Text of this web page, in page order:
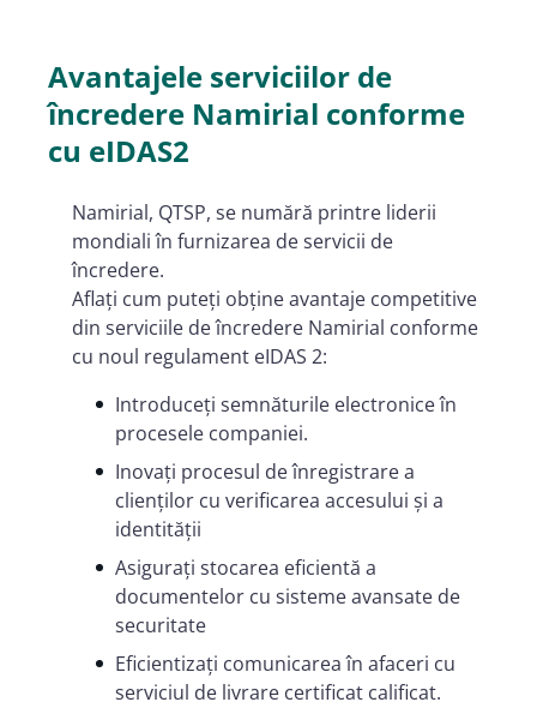
Avantajele serviciilor de
încredere Namirial conforme
cu eIDAS2
Namirial, QTSP, se numără printre liderii
mondiali în furnizarea de servicii de
încredere.
Aflați cum puteți obține avantaje competitive
din serviciile de încredere Namirial conforme
cu noul regulament eIDAS 2:
Introduceți semnăturile electronice în
procesele companiei.
Inovați procesul de înregistrare a
clienților cu verificarea accesului și a
identității
Asigurați stocarea eficientă a
documentelor cu sisteme avansate de
securitate
Eficientizați comunicarea în afaceri cu
serviciul de livrare certificat calificat.